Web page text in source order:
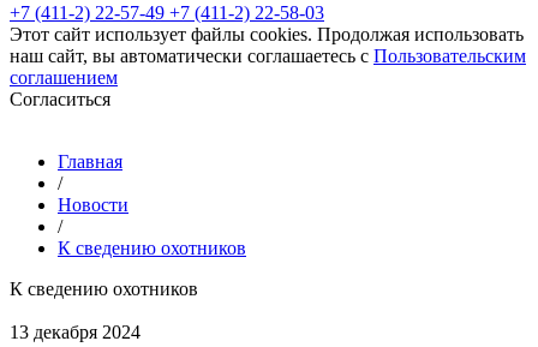
+7 (411-2) 22-57-49 +7 (411-2) 22-58-03
Этот сайт использует файлы cookies. Продолжая использовать
наш сайт, вы автоматически соглашаетесь с Пользовательским
соглашением
Согласиться
Главная
/
Новости
/
К сведению охотников
К сведению охотников
13 декабря 2024